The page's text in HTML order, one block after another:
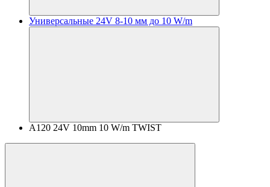
Универсальные 24V 8-10 мм до 10 W/m
A120 24V 10mm 10 W/m TWIST